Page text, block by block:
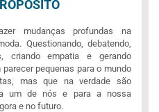
mudanças profundas na
Questionando, debatendo,
criando empatia e gerando
pequenas para o mundo
mas que na verdade são
um de nós e para a nossa
e no futuro.